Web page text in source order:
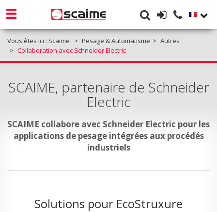
Vous êtes ici : Scaime Pesage & Automatisme
Autres
Collaboration avec Schneider Electric
SCAIME, partenaire de Schneider
Electric
SCAIME collabore avec Schneider Electric pour les
applications de pesage intégrées aux procédés
industriels
Solutions pour EcoStruxure